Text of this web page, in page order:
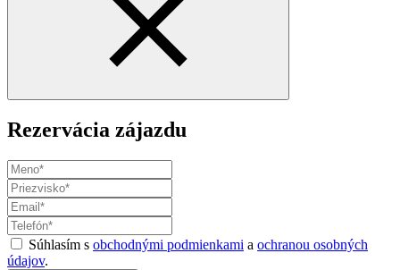
Rezervácia zájazdu
Súhlasím s obchodnými podmienkami a ochranou osobných
údajov.